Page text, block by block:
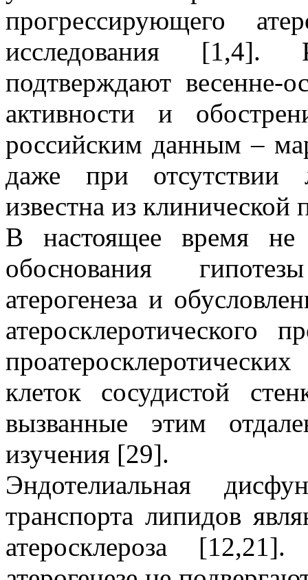
прогрессирующего
исследования [1,4].
подтверждают весенне-
активности и
российским данным –
даже при отсутствии
известна из клинической
В настоящее время не
обоснования
атерогенеза и
атеросклеротического
клеток сосудистой
вызванные этим
изучения [29].
Эндотелиальная
транспорта липидов
атеросклероза